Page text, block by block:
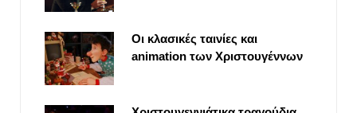
Οι κλασικές ταινίες και
animation των Χριστουγέννων